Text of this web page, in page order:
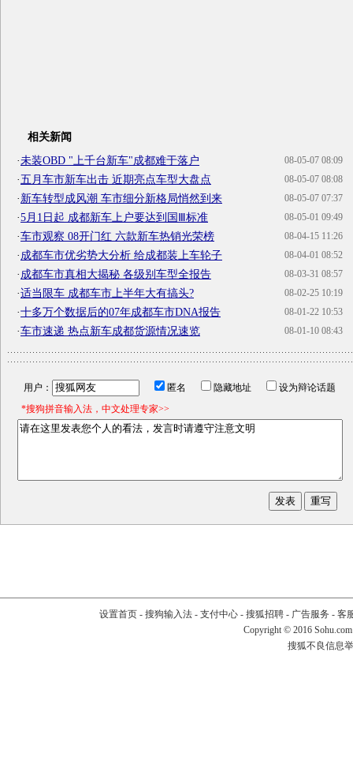
相关新闻
08-05-07 08:09
·未装OBD "上千台新车"成都难于落户
08-05-07 08:08
·五月车市新车出击 近期亮点车型大盘点
08-05-07 07:37
·新车转型成风潮 车市细分新格局悄然到来
08-05-01 09:49
·5月1日起 成都新车上户要达到国Ⅲ标准
08-04-15 11:26
·车市观察 08开门红 六款新车热销光荣榜
08-04-01 08:52
·成都车市优劣势大分析 给成都装上车轮子
08-03-31 08:57
·成都车市真相大揭秘 各级别车型全报告
08-02-25 10:19
·适当限车 成都车市上半年大有搞头?
08-01-22 10:53
·十多万个数据后的07年成都车市DNA报告
08-01-10 08:43
·车市速递 热点新车成都货源情况速览
用户： 匿名 隐藏地址
设为辩论话题
*搜狗拼音输入法，中文处理专家>>
设置首页- 搜狗输入法- 支付中心- 搜狐招聘- 广告服务 - 客
Copyright © 2016
搜狐不良信息